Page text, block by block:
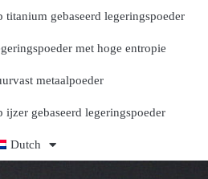
titanium gebaseerd legeringspoeder
met hoge entropie
metaalpoeder
ijzer gebaseerd legeringspoeder
Dutch